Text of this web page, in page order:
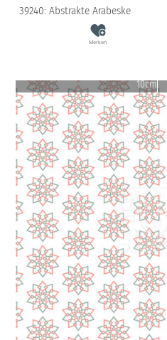
39240: Abstrakte Arabeske
Merken
10cm